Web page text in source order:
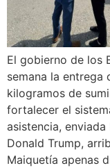
El gobierno de los
semana la entrega
kilogramos de
fortalecer el
asistencia,
Donald Trump,
Maiquetía apenas